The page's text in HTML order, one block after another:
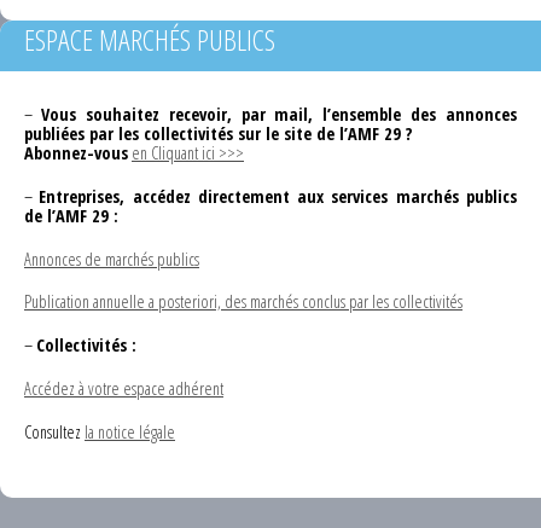
ESPACE MARCHÉS PUBLICS
– Vous souhaitez recevoir, par mail, l’ensemble des annonces
publiées par les collectivités sur le site de l’AMF 29 ?
Abonnez-vous en Cliquant ici >>>
– Entreprises, accédez directement aux services marchés publics
de l’AMF 29 :
Annonces de marchés publics
Publication annuelle a posteriori, des marchés conclus par les collectivités
– Collectivités :
Accédez à votre espace adhérent
Consultez la notice légale